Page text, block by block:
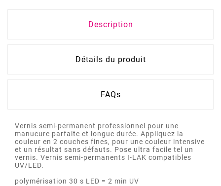
Description
Détails du produit
FAQs
Vernis semi-permanent professionnel pour une
manucure parfaite et longue durée. Appliquez la
couleur en 2 couches fines, pour une couleur intensive
et un résultat sans défauts. Pose ultra facile tel un
vernis. Vernis semi-permanents I-LAK compatibles
UV/LED.
polymérisation 30 s LED = 2 min UV